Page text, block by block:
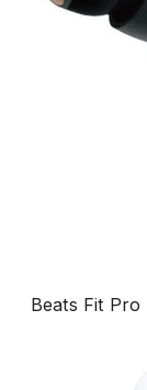
Beats Fit Pro